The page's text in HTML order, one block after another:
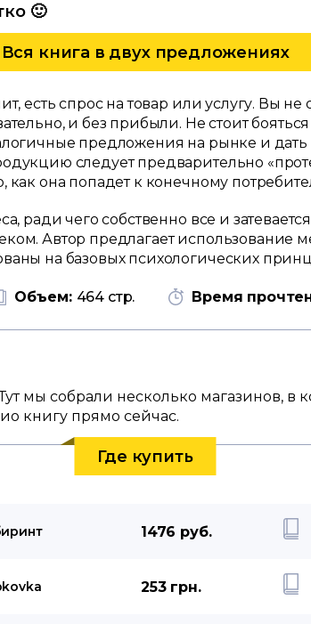
🙂
Вся книга в двух предложениях
есть спрос на товар или услугу. Вы не
и без прибыли. Не стоит
предложения на рынке и
следует предварительно
как она попадет к конечному
ради чего собственно все и
Автор предлагает использование
на базовых психологических
Объем: 464 стр. Время
мы собрали несколько магазинов, в
книгу прямо сейчас.
Где купить
1476 руб.
253 грн.